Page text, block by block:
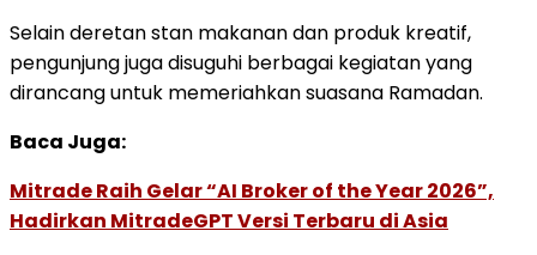
Selainderetanstan makanandan produk kreatif,
pengunjungjugadisuguhi berbagai kegiatanyang
dirancanguntuk memeriahkansuasana Ramadan.
Baca Juga:
Mitrade Raih Gelar “AI Broker of the Year 2026”,
Hadirkan MitradeGPT Versi Terbaru di Asia